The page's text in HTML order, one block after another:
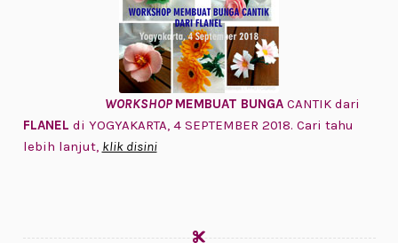
WORKSHOP MEMBUAT BUNGACANTIK dari
FLANEL di YOGYAKARTA, 4 SEPTEMBER 2018. Cari tahu
lebih lanjut, klik disini